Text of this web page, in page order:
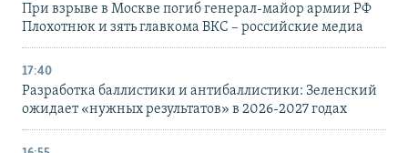
При взрыве в Москве погиб генерал-майор армии РФ
Плохотнюк и зять главкома ВКС – российские медиа
17:40
Разработка баллистики и антибаллистики: Зеленский
ожидает «нужных результатов» в 2026-2027 годах